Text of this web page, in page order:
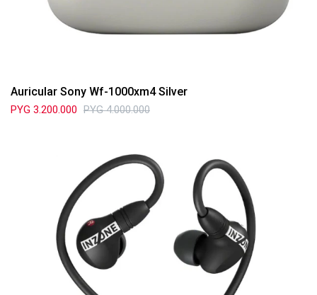
Auricular Sony Wf-1000xm4 Silver
PYG 3.200.000 PYG 4.000.000